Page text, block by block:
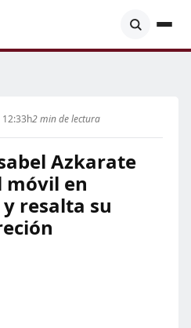
12:33h2 min de lectura
Azkarate
móvil en
y resalta su